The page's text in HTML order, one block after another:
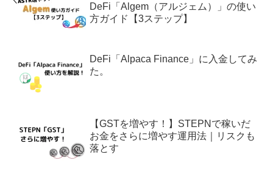
DeFi「Algem（アルジェム）」の使い
方ガイド【3ステップ】
DeFi「Alpaca Finance」に入金してみ
た。
【GSTを増やす！】STEPNで稼いだ
お金をさらに増やす運用法｜リスクも
落とす